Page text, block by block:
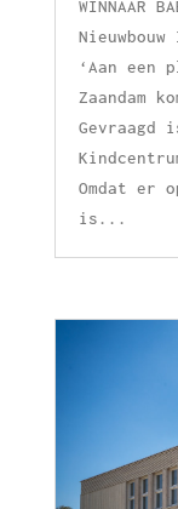
WINNAAR
‘Aan
Zaandam
Gevraagd
Omdat er
is...